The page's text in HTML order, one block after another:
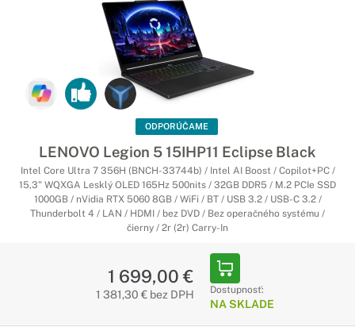
ODPORÚČAME
LENOVO Legion 5 15IHP11 Eclipse Black
Intel Core Ultra 7 356H (BNCH-33744b) / Intel AI Boost / Copilot+PC /
15,3" WQXGA Lesklý OLED 165Hz 500nits / 32GB DDR5 / M.2 PCIe SSD
1000GB / nVidia RTX 5060 8GB / WiFi / BT / USB 3.2 / USB-C 3.2 /
Thunderbolt 4 / LAN / HDMI / bez DVD / Bez operačného systému /
čierny / 2r (2r) Carry-In
1 699,00 €
1 381,30 € bez DPH Dostupnosť:
NA SKLADE